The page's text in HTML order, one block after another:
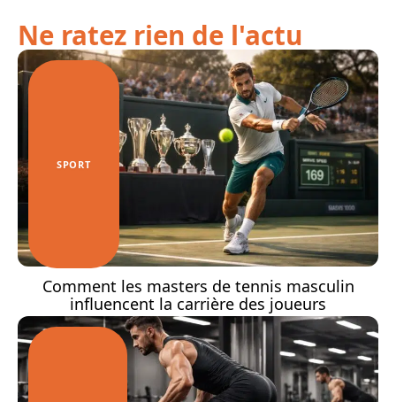
Ne ratez rien de l'actu
SPORT
Comment les masters de tennis masculin
influencent la carrière des joueurs